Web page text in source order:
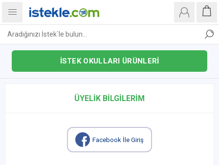
İSTEK OKULLARI ÜRÜNLERİ
ÜYELIK BILGILERIM
Facebook İle Giriş